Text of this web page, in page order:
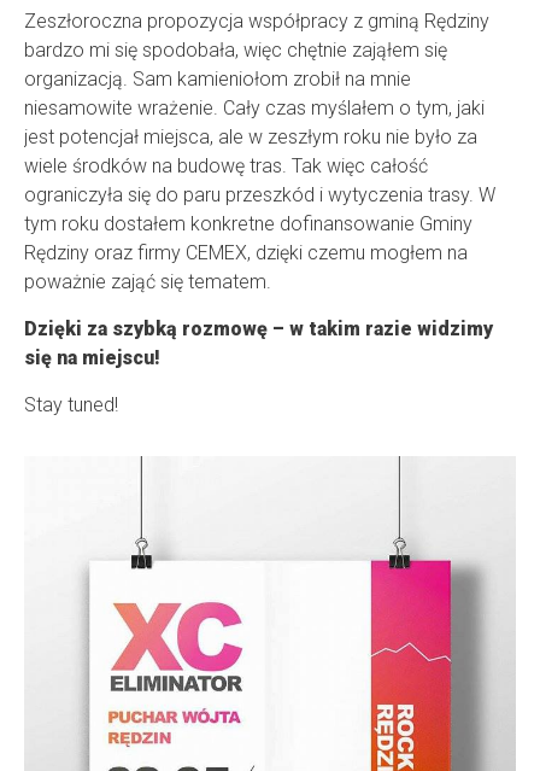
Zeszłoroczna propozycja współpracy z gminą Rędziny
bardzo mi się spodobała, więc chętnie zająłem się
organizacją. Sam kamieniołom zrobił na mnie
niesamowite wrażenie. Cały czas myślałem o tym, jaki
jest potencjał miejsca, ale w zeszłym roku nie było za
wiele środków na budowę tras. Tak więc całość
ograniczyła się do paru przeszkód i wytyczenia trasy. W
tym roku dostałem konkretne dofinansowanie Gminy
Rędziny oraz firmy CEMEX, dzięki czemu mogłem na
poważnie zająć się tematem.
Dzięki za szybką rozmowę – w takim razie widzimy
się na miejscu!
Stay tuned!